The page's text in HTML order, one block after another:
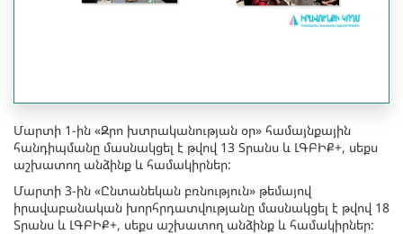
Մարտի 1-ին «Զրո խտրականության օր» համայնքային
հանդիպմանը մասնակցել է թվով 13 Տրանս և ԼԳԲԻՔ+, սեքս
աշխատող անձինք և համակիրներ:
Մարտի 3-ին «Ընտանեկան բռնություն» թեմայով
իրավաբանական խորհրդատվությանը մասնակցել է թվով 18
Տրանս և ԼԳԲԻՔ+, սեքս աշխատող անձինք և համակիրներ: